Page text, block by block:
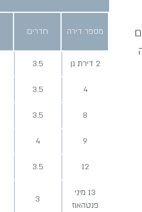
מספר דירה חדרים
2 דירת גן 3.5
4
3.5
8
3.5
9
4
12
3.5
13 מיני
פנטהאוז
3